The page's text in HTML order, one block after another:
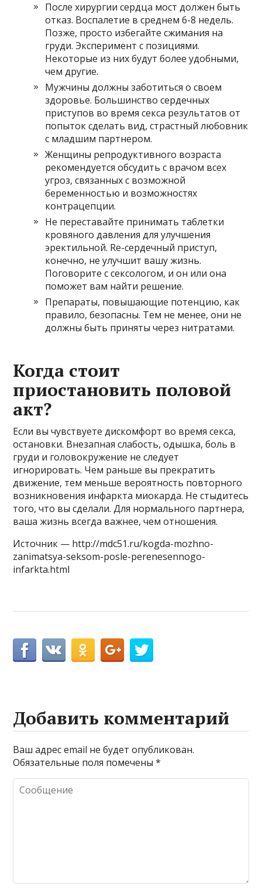
После хирургии сердца мост должен быть
отказ. Воспалетие в среднем 6-8 недель.
Позже, просто избегайте сжимания на
груди. Эксперимент с позициями.
Некоторые из них будут более удобными,
чем другие.
Мужчины должны заботиться о своем
здоровье. Большинство сердечных
приступов во время секса результатов от
попыток сделать вид, страстный любовник
с младшим партнером.
Женщины репродуктивного возраста
рекомендуется обсудить с врачом всех
угроз, связанных с возможной
беременностью и возможностях
контрацепции.
Не переставайте принимать таблетки
кровяного давления для улучшения
эректильной. Re-сердечный приступ,
конечно, не улучшит вашу жизнь.
Поговорите с сексологом, и он или она
поможет вам найти решение.
Препараты, повышающие потенцию, как
правило, безопасны. Тем не менее, они не
должны быть приняты через нитратами.
Когда стоит
приостановить половой
акт?
Если вы чувствуете дискомфорт во время секса,
остановки. Внезапная слабость, одышка, боль в
груди и головокружение не следует
игнорировать. Чем раньше вы прекратить
движение, тем меньше вероятность повторного
возникновения инфаркта миокарда. Не стыдитесь
того, что вы сделали. Для нормального партнера,
ваша жизнь всегда важнее, чем отношения.
Источник — http://mdc51.ru/kogda-mozhno-
zanimatsya-seksom-posle-perenesennogo-
infarkta.html
Добавить комментарий
Ваш адрес email не будет опубликован.
Обязательные поля помечены*